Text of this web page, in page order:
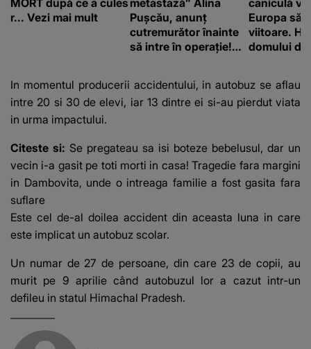
MORT după ce a cules
r... Vezi mai mult
metastază” Alina
Pușcău, anunț
cutremurător înainte
să intre în operație!
fanilor
caniculă
Europa
viitoare.
domului de
In momentul producerii accidentului, in autobuz se aflau
intre 20 si 30 de elevi, iar 13 dintre ei si-au pierdut viata
in urma impactului.
Citeste si: Se pregateau sa isi boteze bebelusul, dar un
vecin i-a gasit pe toti morti in casa! Tragedie fara margini
in Dambovita, unde o intreaga familie a fost gasita fara
suflare
Este cel de-al doilea accident din aceasta luna in care
este implicat un autobuz scolar.
Un numar de 27 de persoane, din care 23 de copii, au
murit pe 9 aprilie când autobuzul lor a cazut intr-un
defileu in statul Himachal Pradesh.